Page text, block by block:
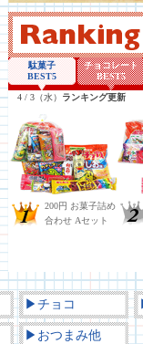
▶チョコ
▶おつまみ他